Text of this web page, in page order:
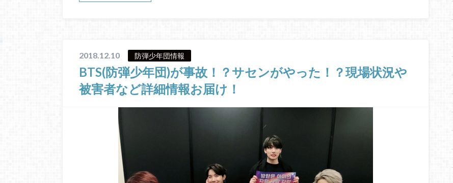
2018.12.10 防弾少年団情報
BTS(防弾少年団)が事故！？サセンがやった！？現場状況や
被害者など詳細情報お届け！